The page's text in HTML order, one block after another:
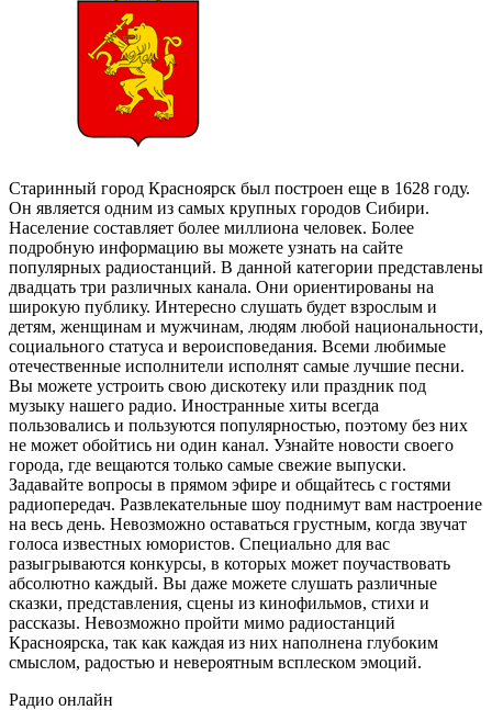
Старинный город Красноярск был построен еще в 1628 году.
Он является одним из самых крупных городов Сибири.
Население составляет более миллиона человек. Более
подробную информацию вы можете узнать на сайте
популярных радиостанций. В данной категории представлены
двадцать три различных канала. Они ориентированы на
широкую публику. Интересно слушать будет взрослым и
детям, женщинам и мужчинам, людям любой национальности,
социального статуса и вероисповедания. Всеми любимые
отечественные исполнители исполнят самые лучшие песни.
Вы можете устроить свою дискотеку или праздник под
музыку нашего радио. Иностранные хиты всегда
пользовались и пользуются популярностью, поэтому без них
не может обойтись ни один канал. Узнайте новости своего
города, где вещаются только самые свежие выпуски.
Задавайте вопросы в прямом эфире и общайтесь с гостями
радиопередач. Развлекательные шоу поднимут вам настроение
на весь день. Невозможно оставаться грустным, когда звучат
голоса известных юмористов. Специально для вас
разыгрываются конкурсы, в которых может поучаствовать
абсолютно каждый. Вы даже можете слушать различные
сказки, представления, сцены из кинофильмов, стихи и
рассказы. Невозможно пройти мимо радиостанций
Красноярска, так как каждая из них наполнена глубоким
смыслом, радостью и невероятным всплеском эмоций.
Радио онлайн